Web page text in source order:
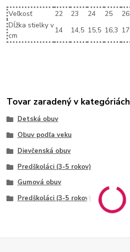
Veľkosť 22 23 24 25 26
Dĺžka stielky v
cm
14 14,5 15,5 16,3 17
Tovar zaradený v kategóriách
Detská obuv
Obuv podľa veku
Dievčenská obuv
Predškoláci (3-5 rokov)
Gumová obuv
Predškoláci (3-5 rokov)